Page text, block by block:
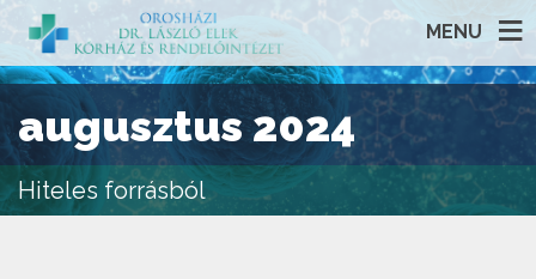
MENU
augusztus 2024
Hiteles forrásból